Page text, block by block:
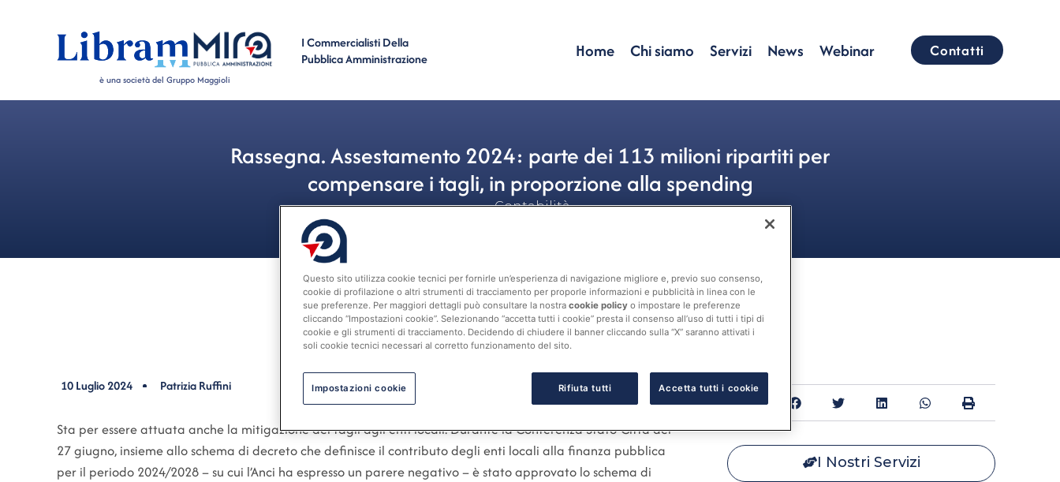
è una società del Gruppo Maggioli
I Commercialisti Della
Pubblica Amministrazione
Home Chi siamo Servizi News Webinar Contatti
Rassegna. Assestamento 2024: parte dei 113 milioni ripartiti per
compensare i tagli, in proporzione alla spending
Contabilità
10 Luglio 2024 Patrizia Ruffini
Sta per essere attuata anche la mitigazione dei tagli agli enti locali. Durante la Conferenza Stato-Città del
27 giugno, insieme allo schema di decreto che definisce il contributo degli enti locali alla finanza pubblica
per il periodo 2024/2028 – su cui l’Anci ha espresso un parere negativo – è stato approvato lo schema di
Condividi:
I Nostri Servizi
Questo sito utilizza cookie tecnici per fornirle un’esperienza di navigazione migliore e, previo suo consenso,
cookie di profilazione o altri strumenti di tracciamento per proporle informazioni e pubblicità in linea con le
sue preferenze. Per maggiori dettagli può consultare la nostra cookie policy o impostare le preferenze
cliccando “Impostazioni cookie”. Selezionando “accetta tutti i cookie” presta il consenso all’uso di tutti i tipi di
cookie e gli strumenti di tracciamento. Decidendo di chiudere il banner cliccando sulla “X” saranno attivati i
soli cookie tecnici necessari al corretto funzionamento del sito.
Rifiuta tutti Accetta tutti i cookie
Impostazioni cookie